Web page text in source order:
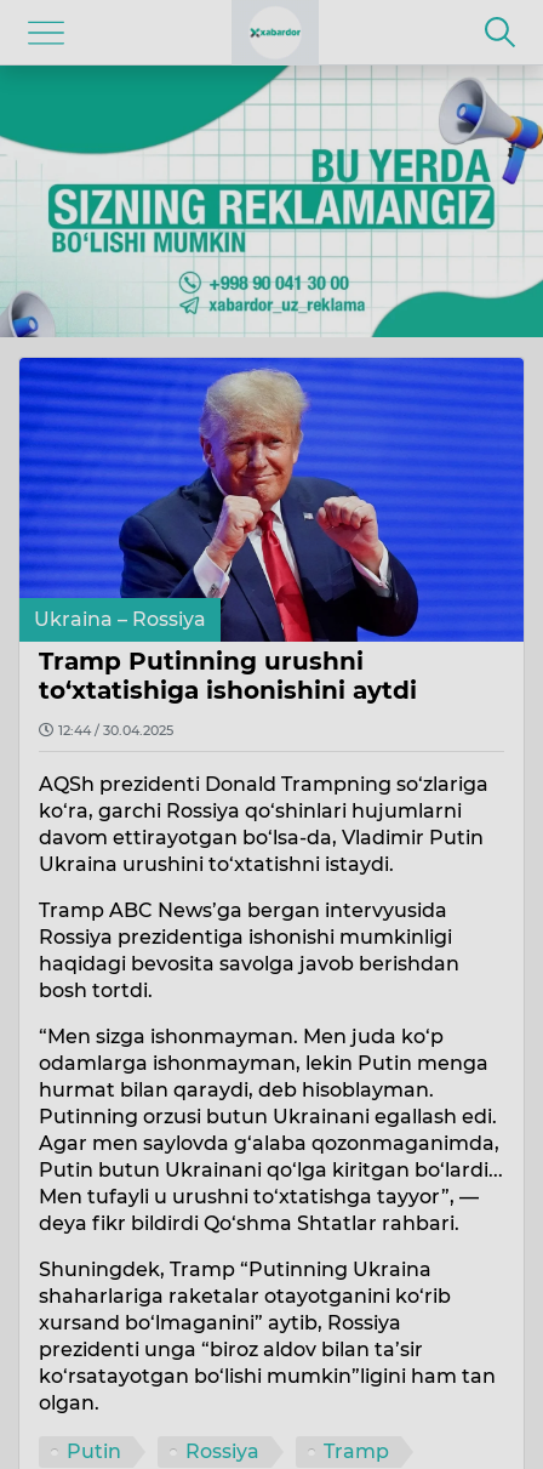
Ukraina – Rossiya
Tramp Putinning urushni
to‘xtatishiga ishonishini aytdi
12:44 / 30.04.2025
AQSh prezidenti Donald Trampning so‘zlariga
ko‘ra, garchi Rossiya qo‘shinlari hujumlarni
davom ettirayotgan bo‘lsa-da, Vladimir Putin
Ukraina urushini to‘xtatishni istaydi.
Tramp ABC News’ga bergan intervyusida
Rossiya prezidentiga ishonishi mumkinligi
haqidagi bevosita savolga javob berishdan
bosh tortdi.
“Men sizga ishonmayman. Men juda ko‘p
odamlarga ishonmayman, lekin Putin menga
hurmat bilan qaraydi, deb hisoblayman.
Putinning orzusi butun Ukrainani egallash edi.
Agar men saylovda g‘alaba qozonmaganimda,
Putin butun Ukrainani qo‘lga kiritgan bo‘lardi...
Men tufayli u urushni to‘xtatishga tayyor”, —
deya fikr bildirdi Qo‘shma Shtatlar rahbari.
Shuningdek, Tramp “Putinning Ukraina
shaharlariga raketalar otayotganini ko‘rib
xursand bo‘lmaganini” aytib, Rossiya
prezidenti unga “biroz aldov bilan ta’sir
ko‘rsatayotgan bo‘lishi mumkin”ligini ham tan
olgan.
Putin Rossiya
Tramp